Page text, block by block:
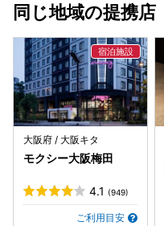
同じ地域の提携店
大阪府 / 大阪キタ
モクシー大阪梅田
4.1 (949)
ご利用目安